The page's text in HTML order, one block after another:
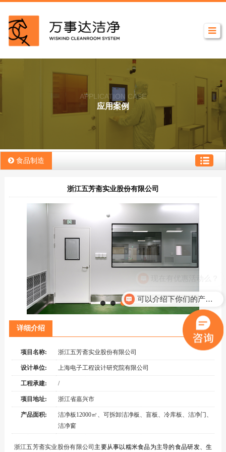
APPLICATION CASE
应用案例
食品制造
浙江五芳斋实业股份有限公司
详细介绍
项目名称: 浙江五芳斋实业股份有限公司
设计单位: 上海电子工程设计研究院有限公司
工程承建: /
项目地址: 浙江省嘉兴市
产品面积:
洁净板12000㎡、可拆卸洁净板、盲板、冷库板、洁净门、
洁净窗
浙江五芳斋实业股份有限公司 主要从事以糯米食品为主导的食品研发、生
可以介绍下你们的产品么？
现在有优惠活动么？